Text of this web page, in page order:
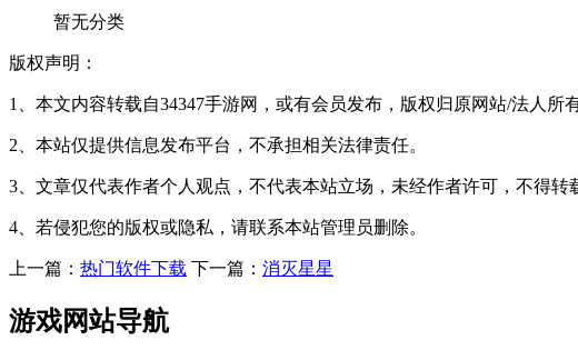
暂无分类
版权声明：
1、本文内容转载自34347手游网，或有会员发布，版权归原网站/法人所有
2、本站仅提供信息发布平台，不承担相关法律责任。
3、文章仅代表作者个人观点，不代表本站立场，未经作者许可，不得转
4、若侵犯您的版权或隐私，请联系本站管理员删除。
上一篇： 热门软件下载 下一篇： 消灭星星
游戏网站导航